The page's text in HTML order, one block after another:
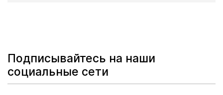
Подписывайтесь на наши
социальные сети